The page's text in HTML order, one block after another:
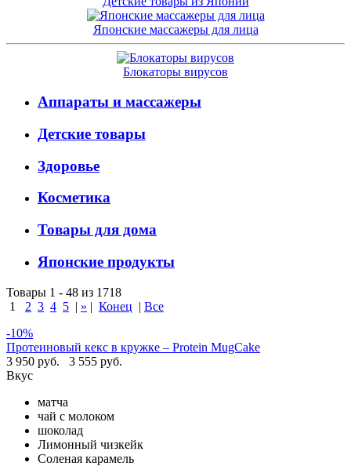
Японские массажеры для лица
Блокаторы вирусов
Аппараты и массажеры
Детские товары
Здоровье
Косметика
Товары для дома
Японские продукты
Товары 1 - 48 из 1718
1
2 3 4 5 | » | Конец | Все
-10%
Протеиновый кекс в кружке – Protein MugCake
3 950 руб.
3 555 руб.
Вкус
матча
чай с молоком
шоколад
Лимонный чизкейк
Соленая карамель